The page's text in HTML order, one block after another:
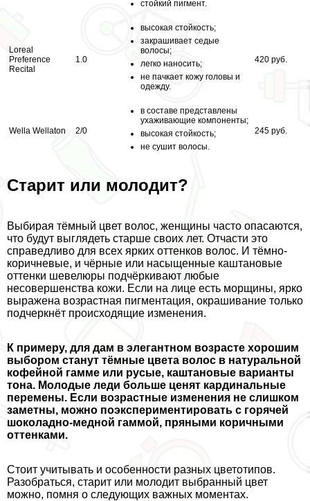
стойкий пигмент.
Loreal
Preference
Recital
1.0
высокая стойкость;
закрашивает седые
волосы;
легко наносить;
не пачкает кожу головы и
одежду.
420 руб.
Wella Wellaton 2/0
в составе представлены
ухаживающие компоненты;
высокая стойкость;
не сушит волосы.
245 руб.
Старит или молодит?
Выбирая тёмный цвет волос, женщины часто опасаются,
что будут выглядеть старше своих лет. Отчасти это
справедливо для всех ярких оттенков волос. И тёмно-
коричневые, и чёрные или насыщенные каштановые
оттенки шевелюры подчёркивают любые
несовершенства кожи. Если на лице есть морщины, ярко
выражена возрастная пигментация, окрашивание только
подчеркнёт происходящие изменения.
К примеру, для дам в элегантном возрасте хорошим
выбором станут тёмные цвета волос в натуральной
кофейной гамме или русые, каштановые варианты
тона. Молодые леди больше ценят кардинальные
перемены. Если возрастные изменения не слишком
заметны, можно поэкспериментировать с горячей
шоколадно-медной гаммой, пряными коричными
оттенками.
Стоит учитывать и особенности разных цветотипов.
Разобраться, старит или молодит выбранный цвет
можно, помня о следующих важных моментах.